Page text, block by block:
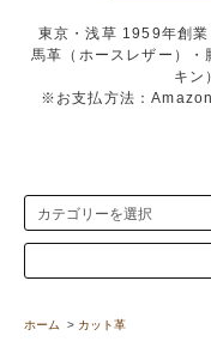
東京・浅草 1959年創
馬革（ホースレザー）・
キン
※お支払方法：
ホーム > カット革